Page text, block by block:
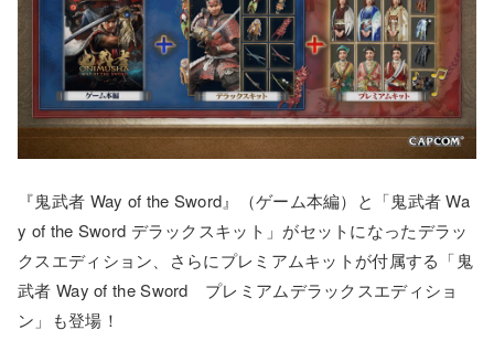
『鬼武者 Way of the Sword』（ゲーム本編）と「鬼武者 Wa
y of the Sword デラックスキット」がセットになったデラッ
クスエディション、さらにプレミアムキットが付属する「鬼
武者 Way of the Sword プレミアムデラックスエディショ
ン」も登場！